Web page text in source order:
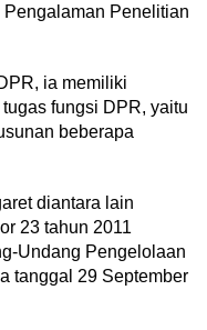
Penelitian
ia memiliki
fungsi DPR, yaitu
beberapa
diantara lain
23 tahun 2011
Undang Pengelolaan
tanggal 29 September